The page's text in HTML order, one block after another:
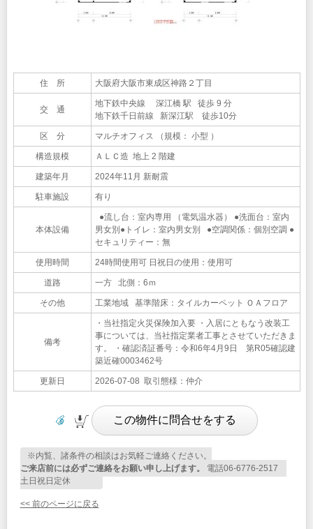
住 所 大阪府大阪市東成区神路２丁目
交 通
地下鉄中央線 深江橋 駅 徒歩 9 分
地下鉄千日前線 新深江駅 徒歩10分
区 分 マルチオフィス （規模： 小型 ）
構造規模 ＡＬＣ造 地上 2 階建
建築年月 2024年11月 新耐震
駐車施設 有り
本体設備
●流し台：室内専用 （電気温水器） ●洗面台：室内
男女別●トイレ：室内男女別 ●空調関係：個別空調 ●
セキュリティー：無
使用時間 24時間使用可 日祝日の使用：使用可
道路 一方 北側：6ｍ
その他 工業地域 基準階床：タイルカーペット ＯＡフロア
備考
・当社指定火災保険加入要 ・入居にともなう改装工
事については、当社指定業者工事とさせていただきま
す。 ・確認済証番号：令和6年4月9日 第R05確認建
築近確0003462号
更新日 2026-07-08 取引態様：仲介
※内覧、諸条件の相談はお気軽ご連絡ください。
ご来店前には必ずご連絡をお願い申し上げます。
電話06-6776-2517
土日祝日定休
<< 前のページに戻る